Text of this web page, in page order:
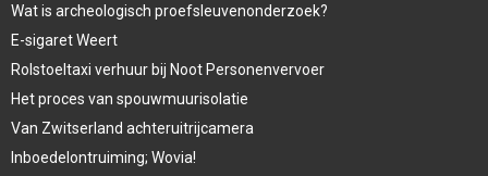
Wat is archeologisch proefsleuvenonderzoek?
E-sigaret Weert
Rolstoeltaxi verhuur bij Noot Personenvervoer
Het proces van spouwmuurisolatie
Van Zwitserland achteruitrijcamera
Inboedelontruiming; Wovia!